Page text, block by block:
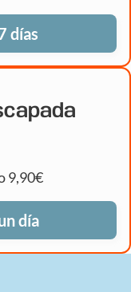
días
9,90€
día